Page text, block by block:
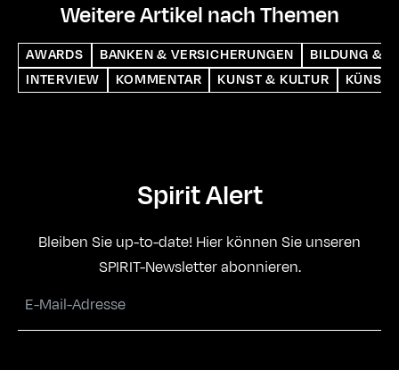
Weitere Artikel nach Themen
AWARDS BANKEN & VERSICHERUNGEN
BILDUNG &
INTERVIEW
KOMMENTAR KUNST & KULTUR
Spirit Alert
Bleiben Sie up-to-date! Hier können Sie unseren
SPIRIT-Newsletter abonnieren.